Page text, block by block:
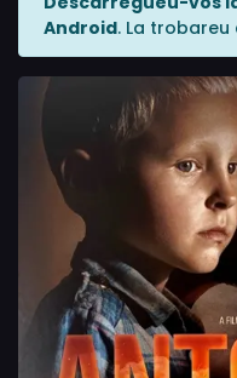
Android. La trobareu